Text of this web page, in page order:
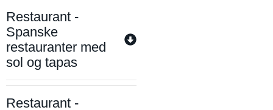
Restaurant -
Spanske
restauranter med
sol og tapas
Restaurant -